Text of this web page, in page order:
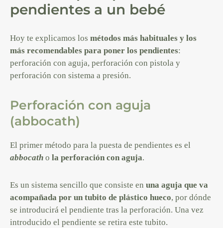
pendientes a un bebé
Hoy te explicamos los métodos más habituales y los
más recomendables para poner los pendientes:
perforación con aguja, perforación con pistola y
perforación con sistema a presión.
Perforación con aguja
(abbocath)
El primer método para la puesta de pendientes es el
abbocath o la perforación con aguja.
Es un sistema sencillo que consiste en una aguja que va
acompañada por un tubito de plástico hueco, por dónde
se introducirá el pendiente tras la perforación. Una vez
introducido el pendiente se retira este tubito.